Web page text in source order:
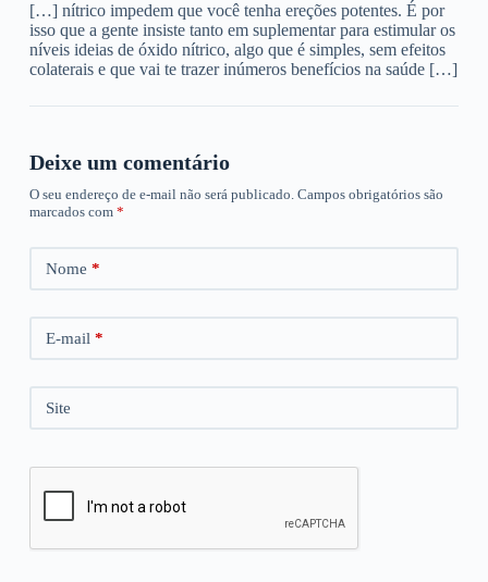
[…] nítrico impedem que você tenha ereções potentes. É por
isso que a gente insiste tanto em suplementar para estimular os
níveis ideias de óxido nítrico, algo que é simples, sem efeitos
colaterais e que vai te trazer inúmeros benefícios na saúde […]
Deixe um comentário
O seu endereço de e-mail não será publicado. Campos obrigatórios são
marcados com *
Nome *
E-mail *
Site